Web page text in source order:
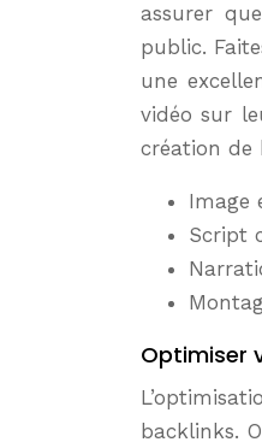
assurer
public.
une
vidéo sur
création de
Image
Script
Optimiser
backlinks.